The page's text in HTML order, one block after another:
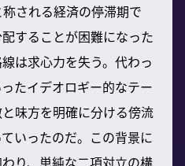
される経済の停滞期で
することが困難になった
は求心力を失う。代わっ
たイデオロギー的なテー
味方を明確に分ける傍流
いったのだ。この背景に
り、単純な二項対立の構